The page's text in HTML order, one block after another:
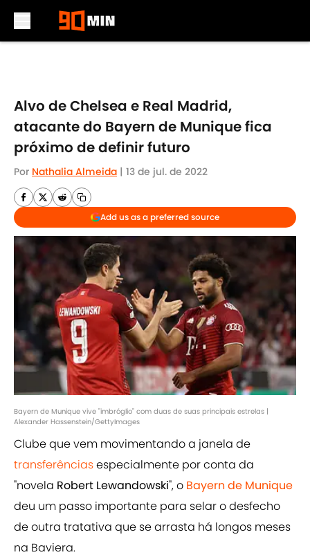
Alvo de Chelsea e Real Madrid,
atacante do Bayern de Munique fica
próximo de definir futuro
Por Nathalia Almeida | 13 de jul. de 2022
Add us as a preferred source
Bayern de Munique vive "imbróglio" com duas de suas principais estrelas |
Alexander Hassenstein/GettyImages
Clube que vem movimentando a janela de
transferênciasespecialmente por conta da
"novela Robert Lewandowski", o Bayern de Munique
deu um passo importante para selar o desfecho
de outra tratativa que se arrasta há longos meses
na Baviera.